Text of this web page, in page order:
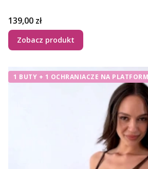
Cena
139,00 zł
Zobacz produkt
1 BUTY + 1 OCHRANIACZE NA